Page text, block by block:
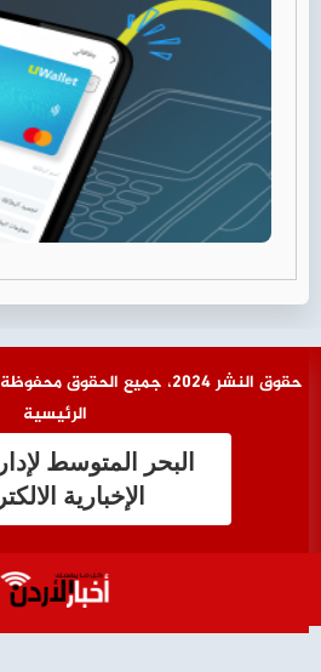
© حقوق النشر 2024، جميع الحقوق محفوظة | أخبار الأردن
الرئيسية
البحر المتوسط
الإخبارية